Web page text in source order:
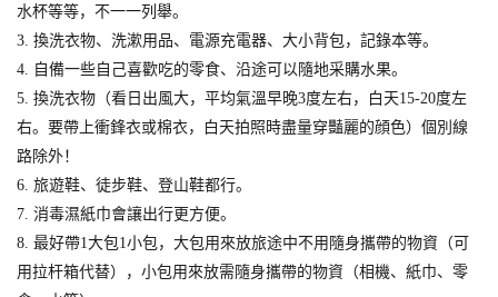
水杯等等，不一一列舉。
3. 換洗衣物、洗漱用品、電源充電器、大小背包，記錄本等。
4. 自備一些自己喜歡吃的零食、沿途可以隨地采購水果。
5. 換洗衣物（看日出風大，平均氣溫早晚3度左右，白天15-20度左
右。要帶上衝鋒衣或棉衣，白天拍照時盡量穿豔麗的顔色）個別線
路除外！
6. 旅遊鞋、徒步鞋、登山鞋都行。
7. 消毒濕紙巾會讓出行更方便。
8. 最好帶1大包1小包，大包用來放旅途中不用隨身攜帶的物資（可
用拉杆箱代替），小包用來放需隨身攜帶的物資（相機、紙巾、零